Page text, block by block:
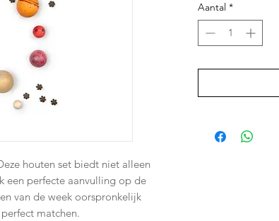
houten set biedt niet alleen
een perfecte aanvulling op de
van de week oorspronkelijk
matchen.
Aantal *